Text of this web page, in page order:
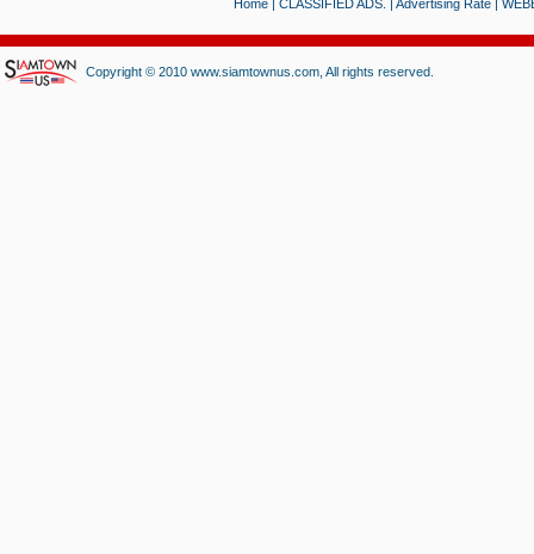
Home| CLASSIFIED ADS. Advertising Rate|
Copyright © 2010 www.siamtownus.com, All rights reserved.